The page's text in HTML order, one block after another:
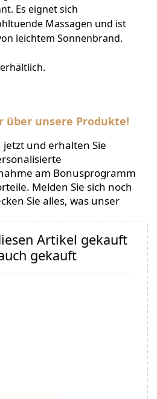
Es eignet sich
Massagen und ist
leichtem Sonnenbrand.
über unsere Produkte!
jetzt und erhalten Sie
am Bonusprogramm
Melden Sie sich noch
Sie alles, was unser
Artikel gekauft
gekauft